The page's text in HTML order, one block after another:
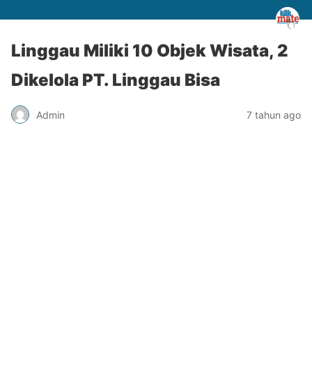
Linggau Miliki 10 Objek Wisata, 2
Dikelola PT. Linggau Bisa
Admin 7 tahun ago